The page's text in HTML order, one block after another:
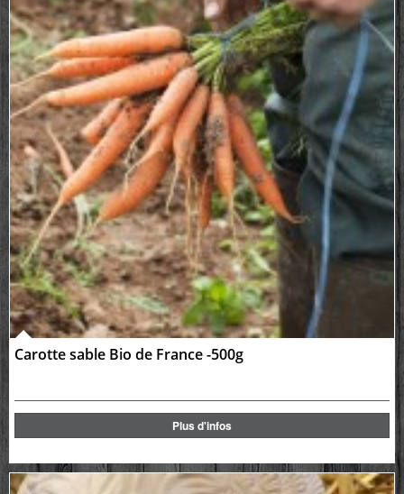
Carotte sable Bio de France -500g
Plus d'infos